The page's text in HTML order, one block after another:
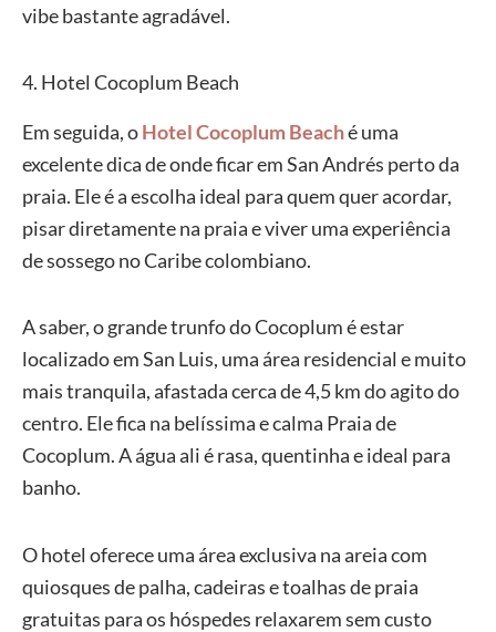
vibe bastante agradável.
4. Hotel Cocoplum Beach
Em seguida, oHotel Cocoplum Beaché uma
excelente dica de onde ficar em San Andrés perto da
praia. Ele é a escolha ideal para quem quer acordar,
pisar diretamente na praia e viver uma experiência
de sossego no Caribe colombiano.
A saber, o grande trunfo do Cocoplum é estar
localizado em San Luis, uma área residencial e muito
mais tranquila, afastada cerca de 4,5 km do agito do
centro. Ele fica na belíssima e calma Praia de
Cocoplum. A água ali é rasa, quentinha e ideal para
banho.
O hotel oferece uma área exclusiva na areia com
quiosques de palha, cadeiras e toalhas de praia
gratuitas para os hóspedes relaxarem sem custo